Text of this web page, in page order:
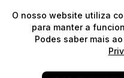
⭐️ Envios Gratuitos para
Lagos
O nosso website utiliza
para manter a
Podes saber mais